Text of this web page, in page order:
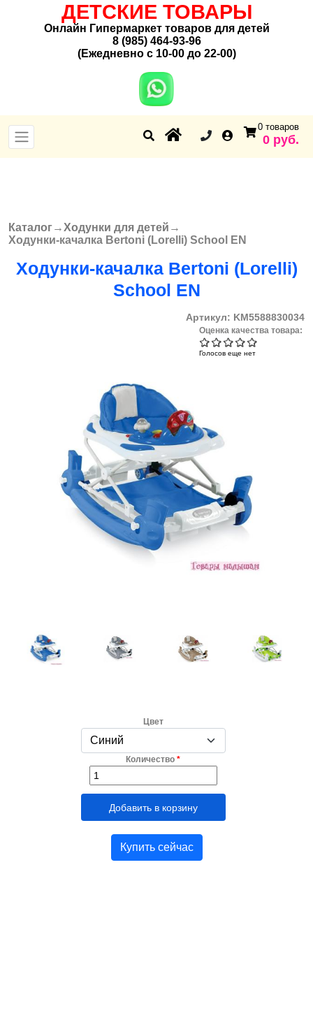
ДЕТСКИЕ ТОВАРЫ
Онлайн Гипермаркет товаров для детей
8 (985) 464-93-96
(Ежедневно с 10-00 до 22-00)
0 товаров
0 руб.
Вы здесь
Каталог→Ходунки для детей →
Ходунки-качалка Bertoni (Lorelli) School EN
Ходунки-качалка Bertoni (Lorelli)
School EN
Артикул: KM5588830034
Оценка качества товара:
Голосов еще нет
Цвет
Количество *
Купить сейчас